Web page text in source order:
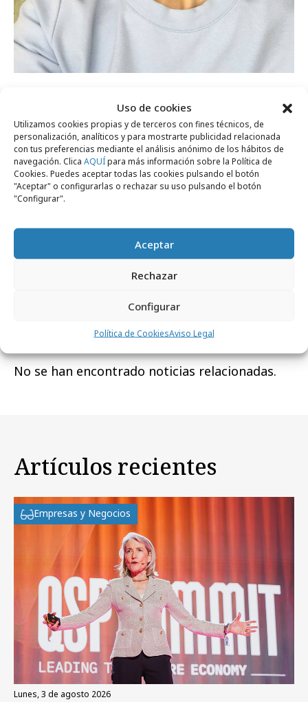
Uso de cookies
Utilizamos cookies propias y de terceros con fines técnicos, de
personalización, analíticos y para mostrarte publicidad relacionada
con tus preferencias mediante el análisis anónimo de los hábitos de
navegación. Clica AQUÍpara más información sobre la Política de
Cookies. Puedes aceptar todas las cookies pulsando el botón
"Aceptar" o configurarlas o rechazar su uso pulsando el botón
"Configurar".
Aceptar
Rechazar
Configurar
Política de CookiesAviso Legal
deIgnasi Giróy está publicada íntegramente en elnº677 de la revista
Ctrl, de descarga gratuita.
Noticias Relacionadas
No se han encontrado noticias relacionadas.
Artículos recientes
Empresas y Negocios
lunes, 3 de agosto 2026